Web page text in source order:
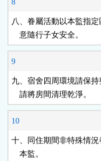
8
八、眷屬活動以本監指
    意隨行子女安全。
9
九、宿舍四周環境請保
    請將房間清理乾淨。
10
十、同住期間非特殊情
    本監。